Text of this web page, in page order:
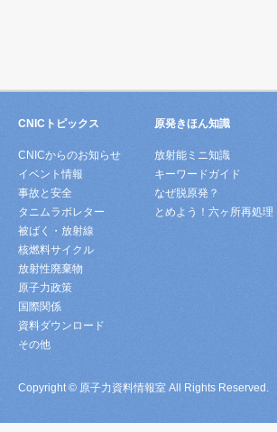
CNICトピックス
CNICからのお知らせ
イベント情報
事故と安全
タニムラボレター
被ばく・放射線
核燃料サイクル
放射性廃棄物
原子力政策
国際関係
資料ダウンロード
その他
原発きほん知識
放射能ミニ知識
キーワードガイド
なぜ脱原発？
とめよう！六ヶ所再処理
Copyright © 原子力資料情報室 All Rights Reserved.